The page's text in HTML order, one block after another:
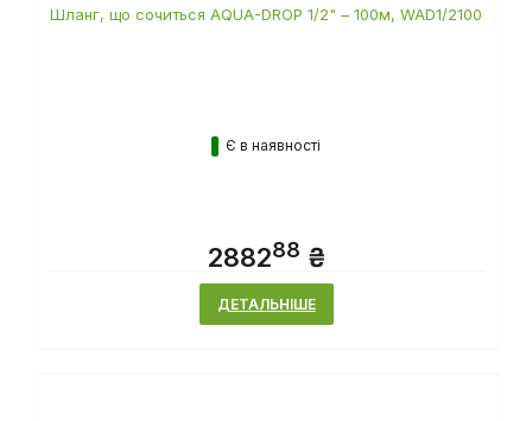
Шланг, що сочиться AQUA-DROP 1/2" – 100м, WAD1/2100
Є в наявності
288288 ₴
ДЕТАЛЬНІШЕ